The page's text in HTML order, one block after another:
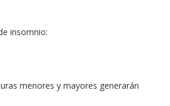
insomnio:
menores y mayores generarán